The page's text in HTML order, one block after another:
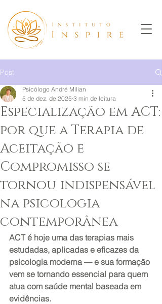
Post
Especialização em ACT:
por que a Terapia de
Aceitação e
Compromisso se
tornou indispensável
na psicologia
contemporânea
Psicólogo André Milian
5 de dez. de 2025 3 min de leitura
ACT é hoje uma das terapias mais
estudadas, aplicadas e eficazes da
psicologia moderna — e sua formação
vem se tornando essencial para quem
atua com saúde mental baseada em
evidências.